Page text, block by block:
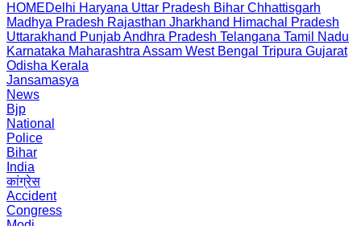
HOMEDelhi Haryana Uttar Pradesh Bihar Chhattisgarh
Madhya Pradesh Rajasthan Jharkhand Himachal Pradesh
Uttarakhand PunjabAndhra Pradesh Telangana Tamil Nadu
Karnataka Maharashtra Assam West Bengal Tripura Gujarat
Odisha Kerala
Jansamasya
News
Bjp
National
Police
Bihar
India
कांग्रेस
Accident
Congress